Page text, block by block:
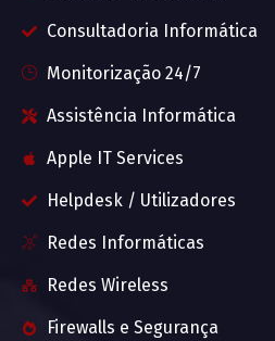
Consultadoria Informática
Monitorização 24/7
Assistência Informática
Apple IT Services
Helpdesk / Utilizadores
Redes Informáticas
Redes Wireless
Firewalls e Segurança